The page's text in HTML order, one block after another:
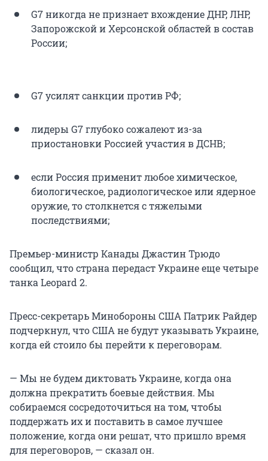
G7 никогда не признает вхождение ДНР, ЛНР,
Запорожской и Херсонской областей в состав
России;
G7 усилят санкции против РФ;
лидеры G7 глубоко сожалеют из-за
приостановки Россией участия в ДСНВ;
если Россия применит любое химическое,
биологическое, радиологическое или ядерное
оружие, то столкнется с тяжелыми
последствиями;
Премьер-министр Канады Джастин Трюдо
сообщил, что страна передаст Украине еще четыре
танка Leopard 2.
Пресс-секретарь Минобороны США Патрик Райдер
подчеркнул, что США не будут указывать Украине,
когда ей стоило бы перейти к переговорам.
— Мы не будем диктовать Украине, когда она
должна прекратить боевые действия. Мы
собираемся сосредоточиться на том, чтобы
поддержать их и поставить в самое лучшее
положение, когда они решат, что пришло время
для переговоров, — сказал он.